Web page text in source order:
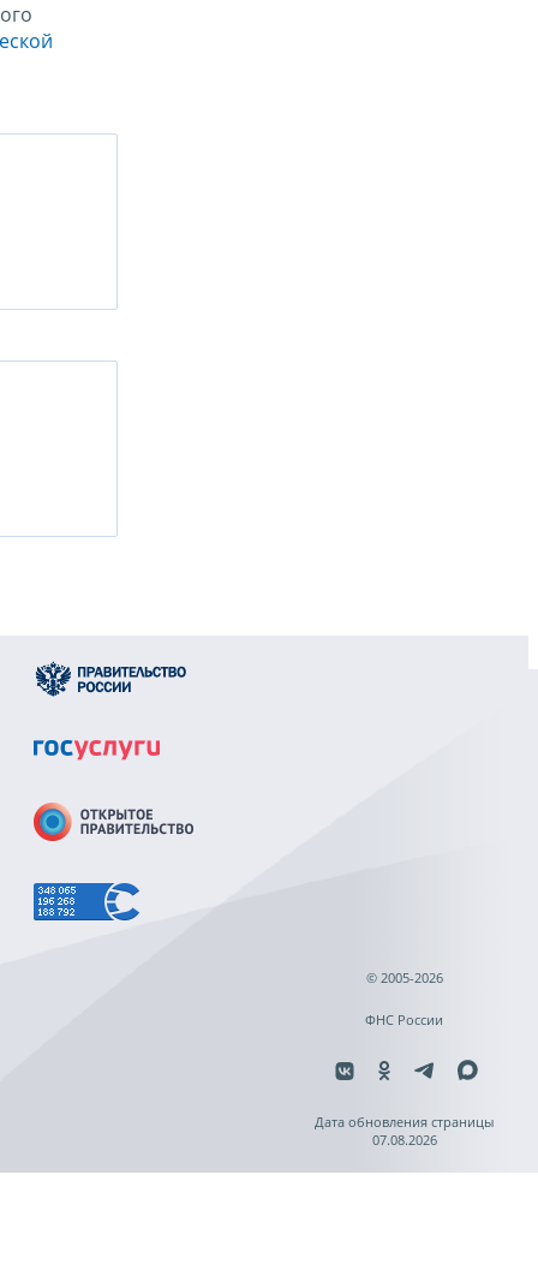
© 2005-2026
ФНС России
Дата обновления страницы
07.08.2026